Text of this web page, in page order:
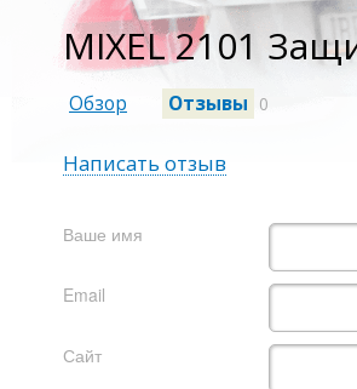
MIXEL 2101
Обзор Отзывы 0
Написать отзыв
Ваше имя
Email
Сайт